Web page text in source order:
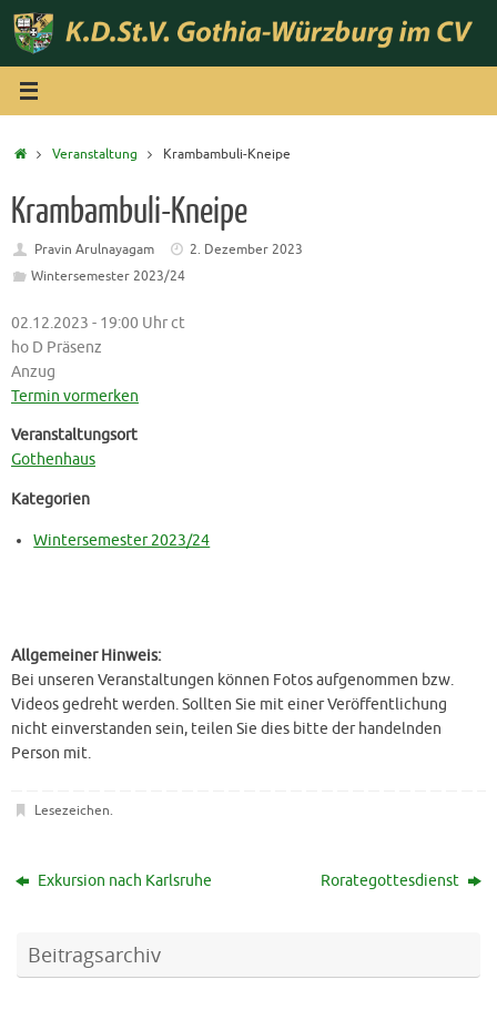
Zum
Inhalt
springen
StartVeranstaltung Krambambuli-Kneipe
Krambambuli-Kneipe
Pravin Arulnayagam
2. Dezember 2023
Wintersemester 2023/24
02.12.2023 - 19:00 Uhr ct
ho D Präsenz
Anzug
Termin vormerken
Veranstaltungsort
Gothenhaus
Kategorien
Wintersemester 2023/24
Allgemeiner Hinweis:
Bei unseren Veranstaltungen können Fotos aufgenommen bzw.
Videos gedreht werden. Sollten Sie mit einer Veröffentlichung
nicht einverstanden sein, teilen Sie dies bitte der handelnden
Person mit.
Lesezeichen.
Exkursion nach Karlsruhe Rorategottesdienst
Beitragsarchiv